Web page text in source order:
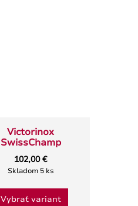
Victorinox
SwissChamp
102,00 €
Skladom 5 ks
Vybrať variant